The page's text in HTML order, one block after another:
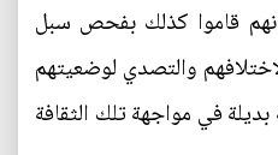
انهم قاموا كذلك بفحص سبل
والتصدي لوضعيتهم
في مواجهة تلك الثقافة